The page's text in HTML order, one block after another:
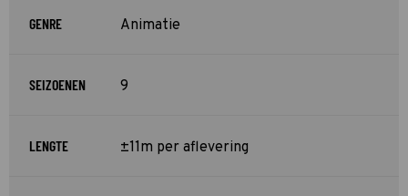
GENRE Animatie
SEIZOENEN 9
LENGTE ±11m per aflevering